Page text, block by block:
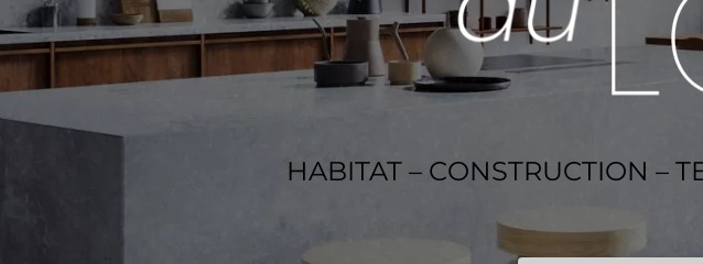
HABITAT – CONSTRUCTION –